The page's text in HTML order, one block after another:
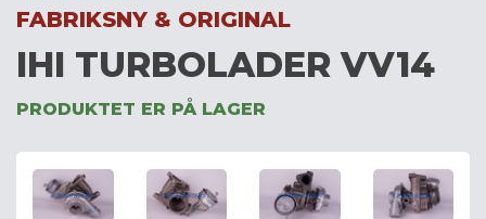
FABRIKSNY & ORIGINAL
IHI TURBOLADER VV14
PRODUKTET ER PÅ LAGER